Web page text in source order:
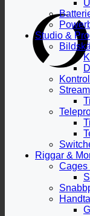
Studio &
Riggar &
Cages